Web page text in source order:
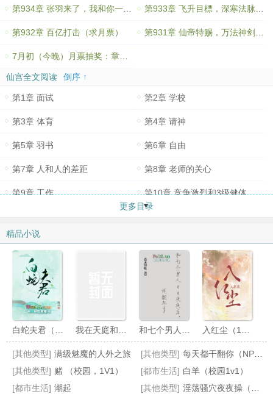
第934章 张羽来了，我和你一起上（求月票） 第933章 飞升目標，深寒法脉升级（求月票）
第932章 百亿打击（求月票） 第931章 仙帝特赐，万法神剑（求月票）
7月初（今晚）月票抽奖：章鱼燃尽了灯，昆墟定製手机散热器
仙宫全文阅读 倒序 ↑
第1章 面试 第2章 学校
第3章 体育 第4章 请神
第5章 羽书 第6章 自由
第7章 人和人的差距 第8章 老师的关心
第9章 工作 第10章 竞争激烈和3级健体
第11章 周天采气 第12章 勇猛精进
第13章 法赛
第15章 中心大厦 第16章 巡逻
第17章 分数和秘辛 第18章 天人演武图
第19章 惊怖和道心 第20章 参悟
第21章 天武炼心 第22章 合同
第23章 谈 第24章 灵根
第25章 气海 第26章 报名法赛和月考到来
更多目录
精品小说
白蛇夫君（1V1 H) 我在天庭和神君偷情的日子（1V1） 和七个男人日日夜夜后，我翻车了 入红尘（1V1 H）
[其他类型] 满级魅魔的人外之旅 [其他类型] 每天都干翻你（NP，高H）
[其他类型] 赌 （校园，1V1） [都市生活] 白羊（校园1v1）
[都市生活] 潮起 [其他类型] 淫荡骚穴夜夜操（NP，高H）